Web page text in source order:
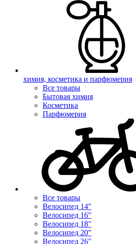
химия, косметика и парфюмерия
Все товары
Бытовая химия
Косметика
Парфюмерия
Все товары
Велосипед 14"
Велосипед 16"
Велосипед 18"
Велосипед 20"
Велосипед 26"